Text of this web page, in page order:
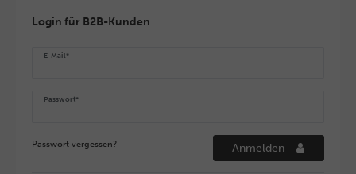
Login für B2B-Kunden
E-Mail*
Passwort*
Passwort vergessen? Anmelden